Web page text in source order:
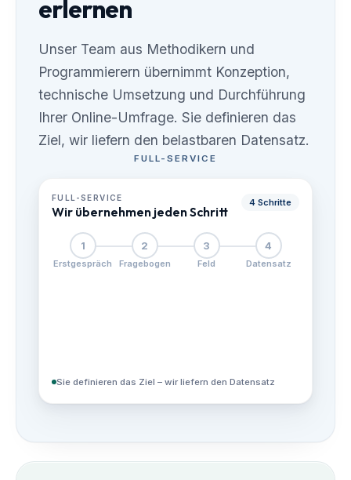
erlernen
Unser Team aus Methodikern und
Programmierern übernimmt Konzeption,
technische Umsetzung und Durchführung
Ihrer Online-Umfrage. Sie definieren das
Ziel, wir liefern den belastbaren Datensatz.
FULL-SERVICE
FULL-SERVICE
Wir übernehmen jeden Schritt
4 Schritte
1
Erstgespräch
2
Fragebogen
3
Feld
4
Datensatz
Sie definieren das Ziel – wir liefern den Datensatz